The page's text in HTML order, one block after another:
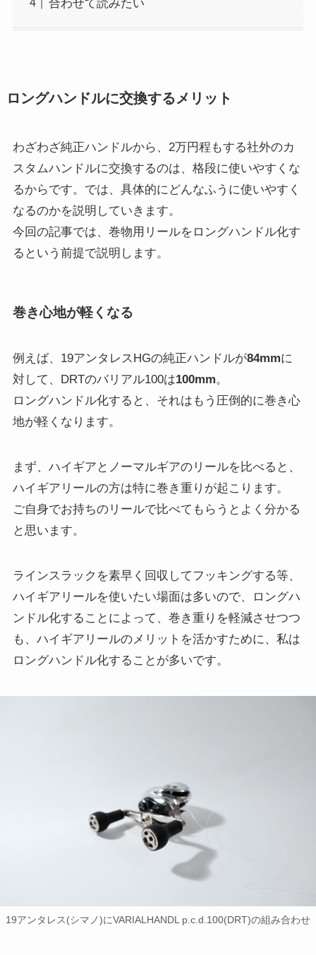
合わせて読みたい
ロングハンドルに交換するメリット
わざわざ純正ハンドルから、2万円程もする社外のカ
スタムハンドルに交換するのは、格段に使いやすくな
るからです。では、具体的にどんなふうに使いやすく
なるのかを説明していきます。
今回の記事では、巻物用リールをロングハンドル化す
るという前提で説明します。
巻き心地が軽くなる
例えば、19アンタレスHGの純正ハンドルが84mmに
対して、DRTのバリアル100は100mm。
ロングハンドル化すると、それはもう圧倒的に巻き心
地が軽くなります。
まず、ハイギアとノーマルギアのリールを比べると、
ハイギアリールの方は特に巻き重りが起こります。
ご自身でお持ちのリールで比べてもらうとよく分かる
と思います。
ラインスラックを素早く回収してフッキングする等、
ハイギアリールを使いたい場面は多いので、ロングハ
ンドル化することによって、巻き重りを軽減させつつ
も、ハイギアリールのメリットを活かすために、私は
ロングハンドル化することが多いです。
19アンタレス(シマノ)にVARIALHANDL p.c.d.100(DRT)の組み合わせ